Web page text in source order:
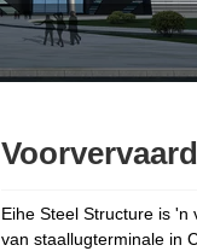
Eihe Steel Structure is
van staallugterminale in